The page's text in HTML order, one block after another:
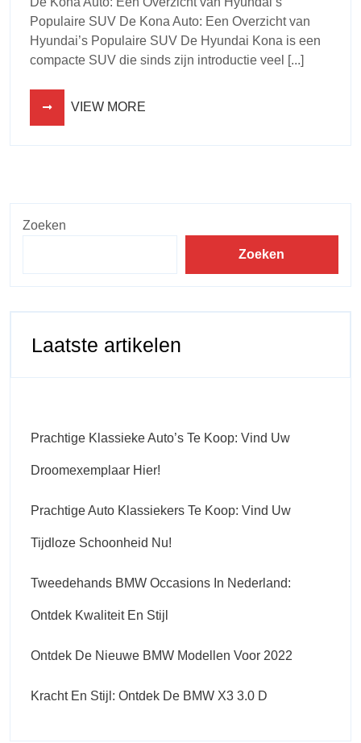
Populaire SUV De Kona Auto: Een Overzicht van
Hyundai’s Populaire SUV De Hyundai Kona is een
compacte SUV die sinds zijn introductie veel [...]
VIEW MORE
Zoeken
Zoeken
Laatste artikelen
Prachtige Klassieke Auto’s Te Koop: Vind Uw
Droomexemplaar Hier!
Prachtige Auto Klassiekers Te Koop: Vind Uw
Tijdloze Schoonheid Nu!
Tweedehands BMW Occasions In Nederland:
Ontdek Kwaliteit En Stijl
Ontdek De Nieuwe BMW Modellen Voor 2022
Kracht En Stijl: Ontdek De BMW X3 3.0 D